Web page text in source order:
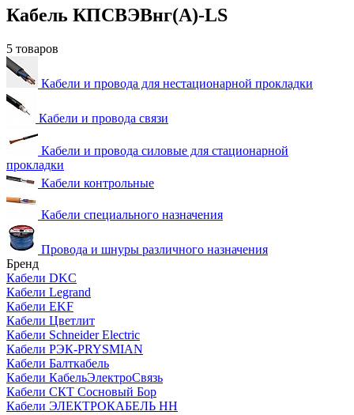
Кабель КПСВЭВнг(А)-LS
5 товаров
Кабели и провода для нестационарной прокладки
Кабели и провода связи
Кабели и провода силовые для стационарной
прокладки
Кабели контрольные
Кабели специального назначения
Провода и шнуры различного назначения
Бренд
Кабели DKC
Кабели Legrand
Кабели EKF
Кабели Цветлит
Кабели Schneider Electric
Кабели РЭК-PRYSMIAN
Кабели Балткабель
Кабели КабельЭлектроСвязь
Кабели СКТ Сосновый Бор
Кабели ЭЛЕКТРОКАБЕЛЬ НН